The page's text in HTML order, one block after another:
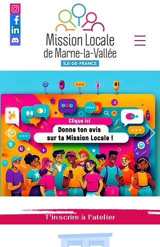
T'inscrire à l'atelier